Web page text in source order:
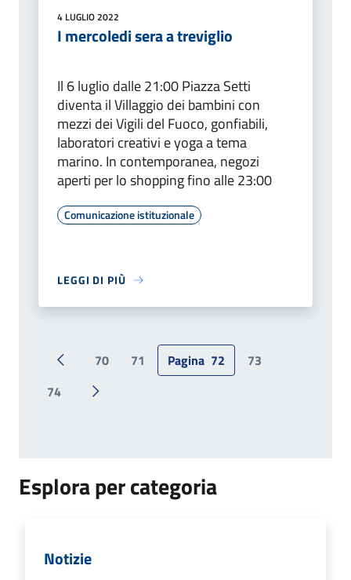
4 LUGLIO 2022
I mercoledi sera a treviglio
Il 6 luglio dalle 21:00 Piazza Setti
diventa il Villaggio dei bambini con
mezzi dei Vigili del Fuoco, gonfiabili,
laboratori creativi e yoga a tema
marino. In contemporanea, negozi
aperti per lo shopping fino alle 23:00
Comunicazione istituzionale
LEGGI DI PIÙ
Pagina precedente
70 71 Pagina 72
73
74
Pagina successiva
Esplora per categoria
Notizie